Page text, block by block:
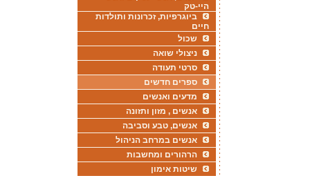
היי-טק
ביוגרפיות, זכרונות ותולדות
חיים
שכול
ניצולי שואה
סרטי תעודה
ספרים חדשים
מדעים ואנשים
אנשים , מזון ותזונה
אנשים, טבע וסביבה
אנשים במרחב הניהול
הרהורים ומחשבות
שיטות אימון